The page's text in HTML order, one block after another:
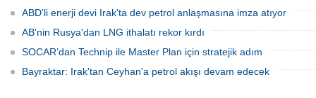
ABD'li enerji devi Irak'ta dev petrol anlaşmasına imza atıyor
AB'nin Rusya'dan LNG ithalatı rekor kırdı
SOCAR’dan Technip ile Master Plan için stratejik adım
Bayraktar: Irak'tan Ceyhan'a petrol akışı devam edecek